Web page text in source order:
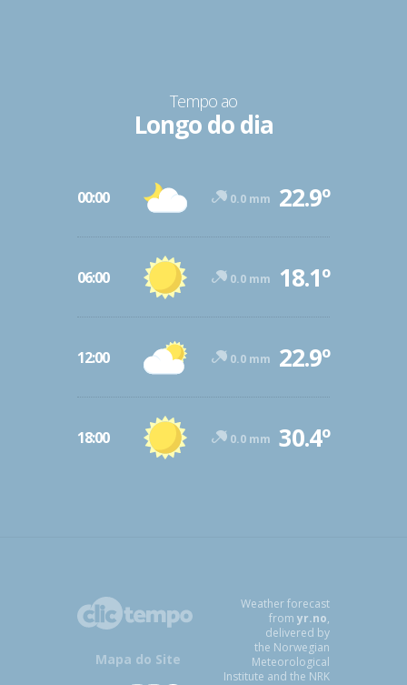
Tempo ao
Longo do dia
00:00 0.0 mm 22.9º
06:00 0.0 mm 18.1º
12:00 0.0 mm 22.9º
18:00 0.0 mm 30.4º
Mapa do Site
Weather forecast
from yr.no,
delivered by
the Norwegian
Meteorological
Institute and the NRK